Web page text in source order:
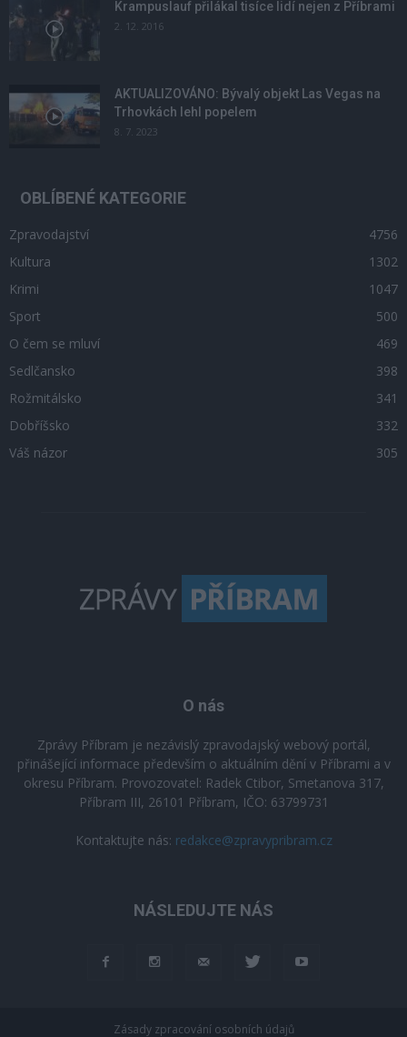
Krampuslauf přilákal tisíce lidí nejen z Příbrami
2. 12. 2016
AKTUALIZOVÁNO: Bývalý objekt Las Vegas na
Trhovkách lehl popelem
8. 7. 2023
OBLÍBENÉ KATEGORIE
Zpravodajství
4756
Kultura
1302
Krimi
1047
Sport
500
O čem se mluví
469
Sedlčansko
398
Rožmitálsko
341
Dobříšsko
332
Váš názor
305
O nás
Zprávy Příbram je nezávislý zpravodajský webový portál,
přinášející informace především o aktuálním dění v Příbrami a v
okresu Příbram. Provozovatel: Radek Ctibor, Smetanova 317,
Příbram III, 26101 Příbram, IČO: 63799731
Kontaktujte nás: redakce@zpravypribram.cz
NÁSLEDUJTE NÁS
Zásady zpracování osobních údajů